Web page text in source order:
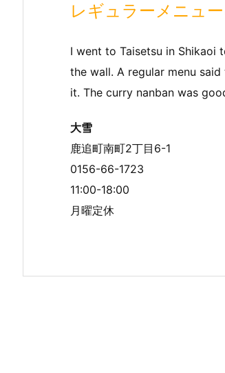
レギュラーメニュ
I went to Taisetsu in Shikaoi
the wall. A regular menu
it. The curry nanban was
大雪
鹿追町南町2丁目6-1
0156-66-1723
11:00-18:00
月曜定休